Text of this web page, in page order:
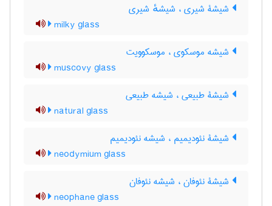
شیشۀ شیری ، شیشهٔ شیری
milky glass
شیشه موسکوی ، موسکوویت
muscovy glass
شیشۀ طبیعی ، شیشه طبیعی
natural glass
شیشۀ نئودیمیم ، شیشه نئودیمیم
neodymium glass
شیشۀ نئوفان ، شیشه نئوفان
neophane glass